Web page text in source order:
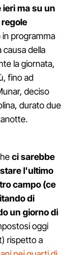
ma su un
in programma
causa della
la giornata,
fino ad
deciso
durato due
ci sarebbe
l'ultimo
campo (ce
di
un giorno di
oggi
rispetto a